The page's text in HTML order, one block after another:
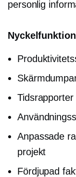
personlig
Anpassade
projekt
Fördjupad